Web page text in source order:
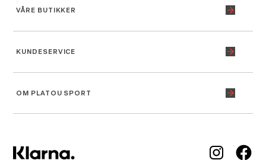
VÅRE BUTIKKER
KUNDESERVICE
OM PLATOU SPORT